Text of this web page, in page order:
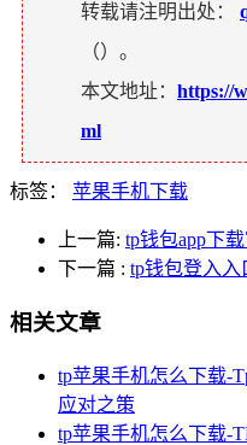
转载请注明出处：
（）。
本文地址： https://
ml
标签： 苹果手机下载
上一篇: tp钱包app下
下一篇 : tp钱包登入
相关文章
tp苹果手机怎么下载-
应对之策
tp苹果手机怎么下载-